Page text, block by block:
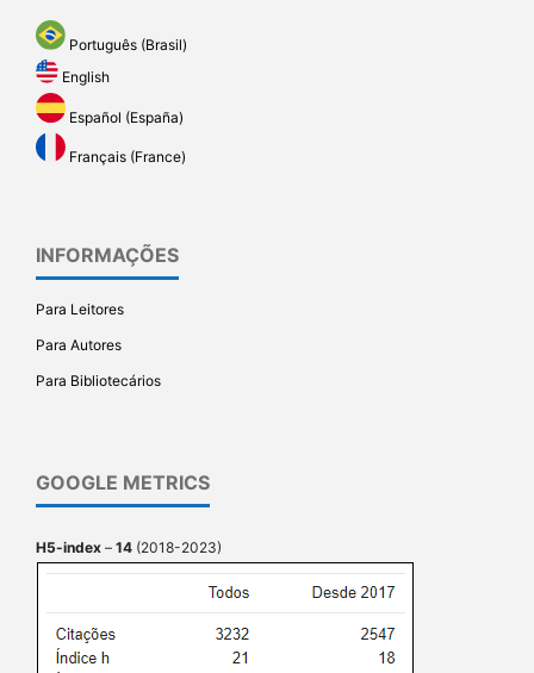
Português (Brasil)
English
Español (España)
Français (France)
INFORMAÇÕES
Para Leitores
Para Autores
Para Bibliotecários
GOOGLE METRICS
H5-index – 14 (2018-2023)